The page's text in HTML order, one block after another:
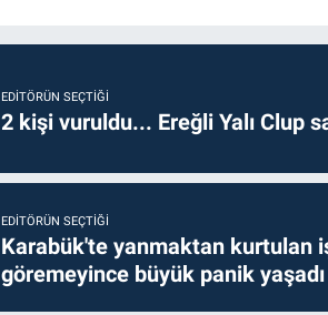
EDITÖRÜN SEÇTIĞI
2 kişi vuruldu... Ereğli Yalı Clup
EDITÖRÜN SEÇTIĞI
Karabük'te yanmaktan kurtulan
göremeyince büyük panik yaşadı